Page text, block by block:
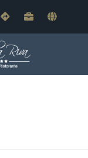
Contact & Plan
Travaillez